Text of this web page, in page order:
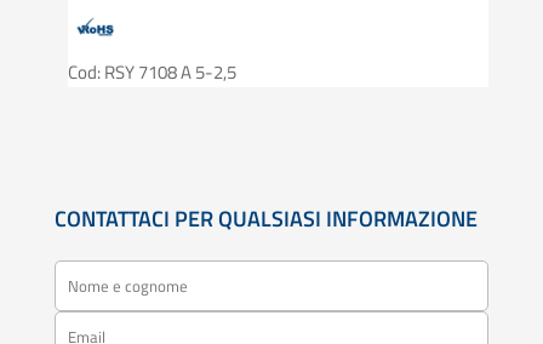
Cod: RSY 7108 A 5-2,5
CONTATTACI PER QUALSIASI INFORMAZIONE